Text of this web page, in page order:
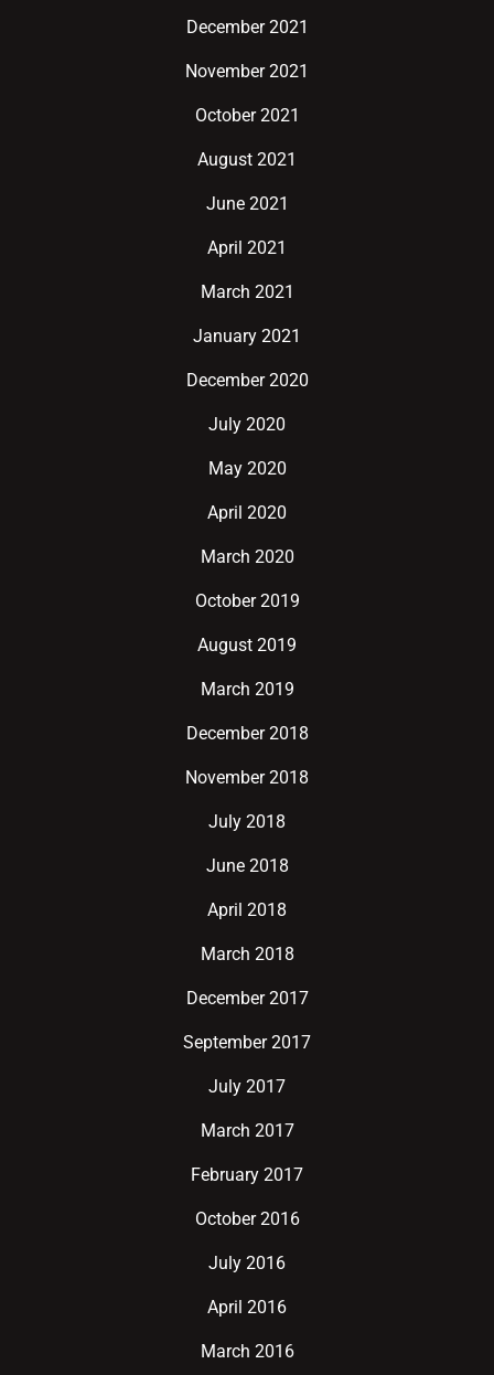
December 2021
November 2021
October 2021
August 2021
June 2021
April 2021
March 2021
January 2021
December 2020
July 2020
May 2020
April 2020
March 2020
October 2019
August 2019
March 2019
December 2018
November 2018
July 2018
June 2018
April 2018
March 2018
December 2017
September 2017
July 2017
March 2017
February 2017
October 2016
July 2016
April 2016
March 2016